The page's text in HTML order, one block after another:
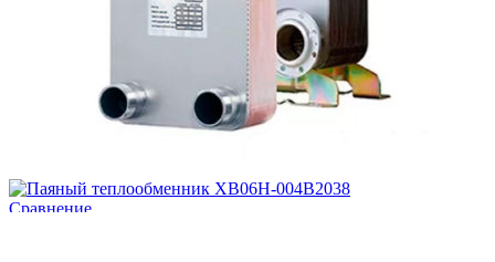
Сравнение